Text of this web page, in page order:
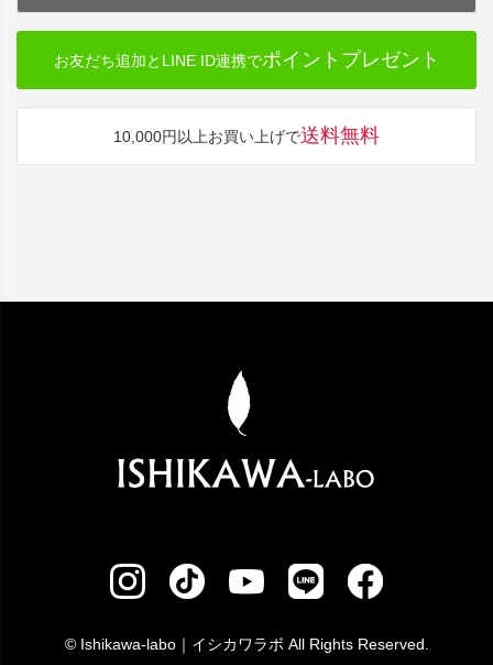
お友だち追加とLINE ID連携でポイントプレゼント
10,000円以上お買い上げで送料無料
© Ishikawa-labo｜イシカワラボ All Rights Reserved.